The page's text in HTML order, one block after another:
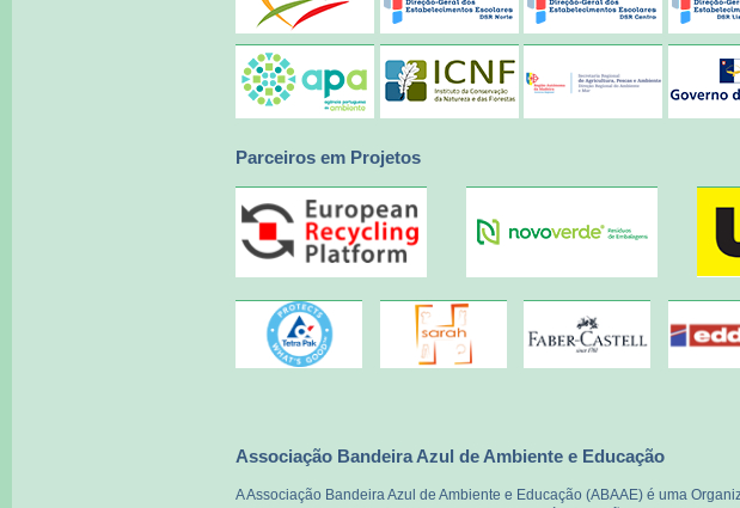
Parceiros em Projetos
Associação Bandeira Azul de Ambiente e Educação
A Associação Bandeira Azul de Ambiente e Educação (ABAAE) é uma